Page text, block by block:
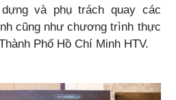
và phụ trách quay các
cũng như chương trình thực
Phố Hồ Chí Minh HTV.